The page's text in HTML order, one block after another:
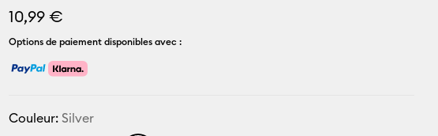
10,99 €
Options de paiement disponibles avec :
Couleur: Silver